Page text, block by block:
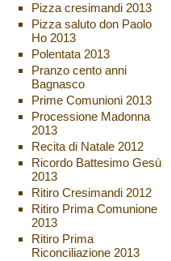
Pizza cresimandi 2013
Pizza saluto don Paolo
Ho 2013
Polentata 2013
Pranzo cento anni
Bagnasco
Prime Comunioni 2013
Processione Madonna
2013
Recita di Natale 2012
Ricordo Battesimo Gesù
2013
Ritiro Cresimandi 2012
Ritiro Prima Comunione
2013
Ritiro Prima
Riconciliazione 2013